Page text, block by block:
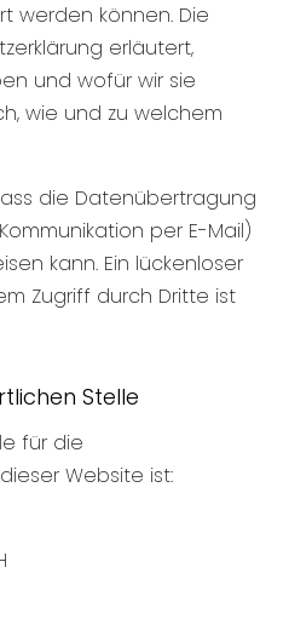
werden können. Die
erläutert,
und wofür wir sie
wie und zu welchem
die Datenübertragung
per E-Mail)
kann. Ein lückenloser
Zugriff durch Dritte ist
Stelle
für die
Website ist: